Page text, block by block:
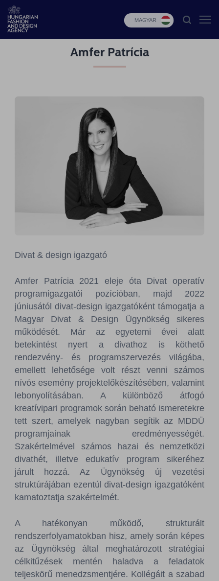
MAGYAR
Amfer Patrícia
Divat & design igazgató
Amfer Patrícia 2021 eleje óta Divat operatív
programigazgatói pozícióban, majd 2022
júniusától divat-design igazgatóként támogatja a
Magyar Divat & Design Ügynökség sikeres
működését. Már az egyetemi évei alatt
betekintést nyert a divathoz is köthető
rendezvény- és programszervezés világába,
emellett lehetősége volt részt venni számos
nívós esemény projektelőkészítésében, valamint
lebonyolításában. A különböző átfogó
kreatívipari programok során beható ismeretekre
tett szert, amelyek nagyban segítik az MDDÜ
programjainak eredményességét.
Szakértelmével számos hazai és nemzetközi
divathét, illetve edukatív program sikeréhez
járult hozzá. Az Ügynökség új vezetési
struktúrájában ezentúl divat-design igazgatóként
kamatoztatja szakértelmét.
A hatékonyan működő, strukturált
rendszerfolyamatokban hisz, amely során képes
az Ügynökség által meghatározott stratégiai
célkitűzések mentén haladva a feladatok
teljeskörű menedzsmentjére. Kollégáit a szabad